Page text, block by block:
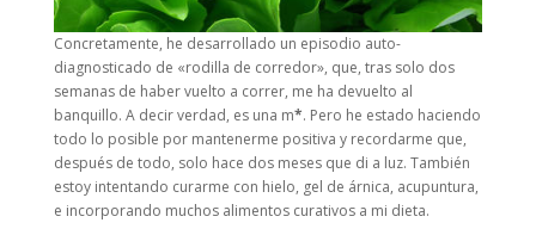
Concretamente, he desarrollado un episodio auto-
diagnosticado de «rodilla de corredor», que, tras solo dos
semanas de haber vuelto a correr, me ha devuelto al
banquillo. A decir verdad, es una m*. Pero he estado haciendo
todo lo posible por mantenerme positiva y recordarme que,
después de todo, solo hace dos meses que di a luz. También
estoy intentando curarme con hielo, gel de árnica, acupuntura,
e incorporando muchos alimentos curativos a mi dieta.